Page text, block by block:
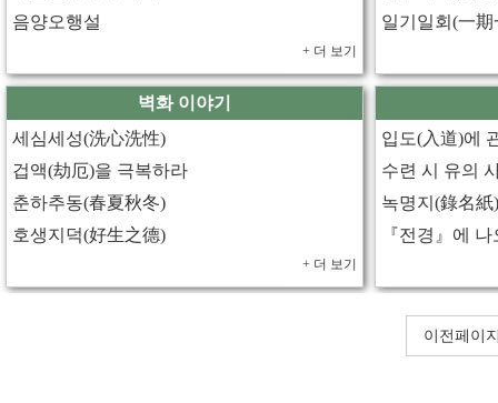
음양오행설
+ 더 보기
일기일회(一期
벽화 이야기
세심세성(洗心洗性)
겁액(劫厄)을 극복하라
춘하추동(春夏秋冬)
호생지덕(好生之德)
+ 더 보기
입도(入道)에
수련 시 유의
이전페이